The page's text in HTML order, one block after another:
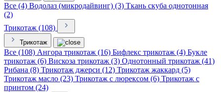
Все (4) Водолаз (микродайвинг) (3) Ткань скуба однотонная
(2)
Трикотаж (108)
Трикотаж
Все (108) Ангора трикотаж (16) Бифлекс трикотаж (4) Букле
трикотаж (6) Вискоза трикотаж (3) Однотонный трикотаж (41)
Рибана (8) Трикотаж джерси (12) Трикотаж жаккард (5)
Трикотаж масло (23) Трикотаж с люрексом (6) Трикотаж с
принтом (24)